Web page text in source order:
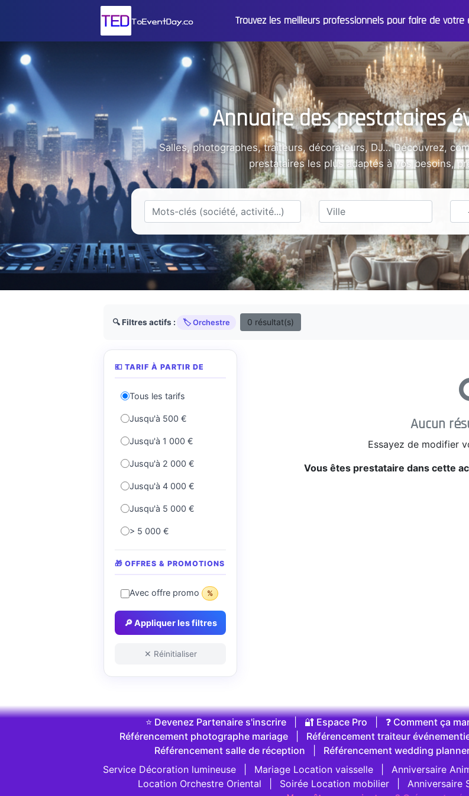
Trouvez les meilleurs professionnels pour faire de
Annuaire des prestataires
Salles, photographes, traiteurs, décorateurs, DJ… Découvrez,
prestataires les plus adaptés à vos besoins,
🔍 Filtres actifs : 🏷️ Orchestre 0 résultat(s)
💶 TARIF À PARTIR DE
Tous les tarifs
Jusqu'à 500 €
Jusqu'à 1 000 €
Jusqu'à 2 000 €
Jusqu'à 4 000 €
Jusqu'à 5 000 €
> 5 000 €
🎁 OFFRES & PROMOTIONS
Avec offre promo %
🔎 Appliquer les filtres
✕ Réinitialiser
Aucun
Essayez de modifier
Vous êtes prestataire dans cette
⭐ Devenez Partenaire s'inscrire 🔐 Espace Pro ❓ Comment ça
Référencement photographe mariage
Référencement traiteur
Référencement salle de réception
Référencement wedding
Service Décoration lumineuse
Mariage Location vaisselle Anniversaire
Location Orchestre Oriental
Soirée Location mobilier Anniversaire